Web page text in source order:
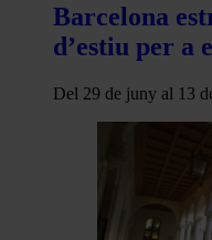
Barcelona
d’estiu per a
Del 29 de juny al 13